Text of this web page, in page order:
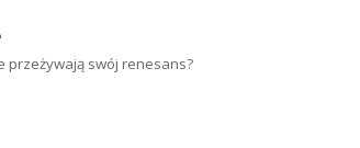
przeżywają swój renesans?